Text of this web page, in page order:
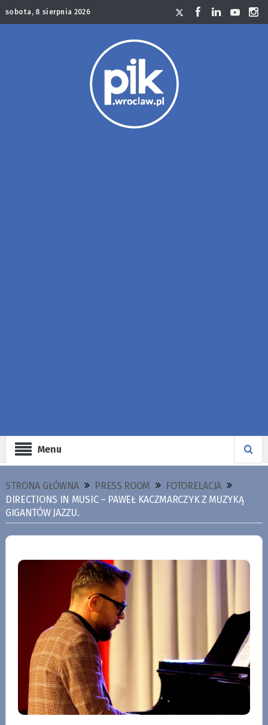
sobota, 8 sierpnia 2026
Menu
STRONA GŁÓWNA PRESS ROOM
FOTORELACJA
DIRECTIONS IN MUSIC – PAWEŁ KACZMARCZYK Z MUZYKĄ
GIGANTÓW JAZZU.